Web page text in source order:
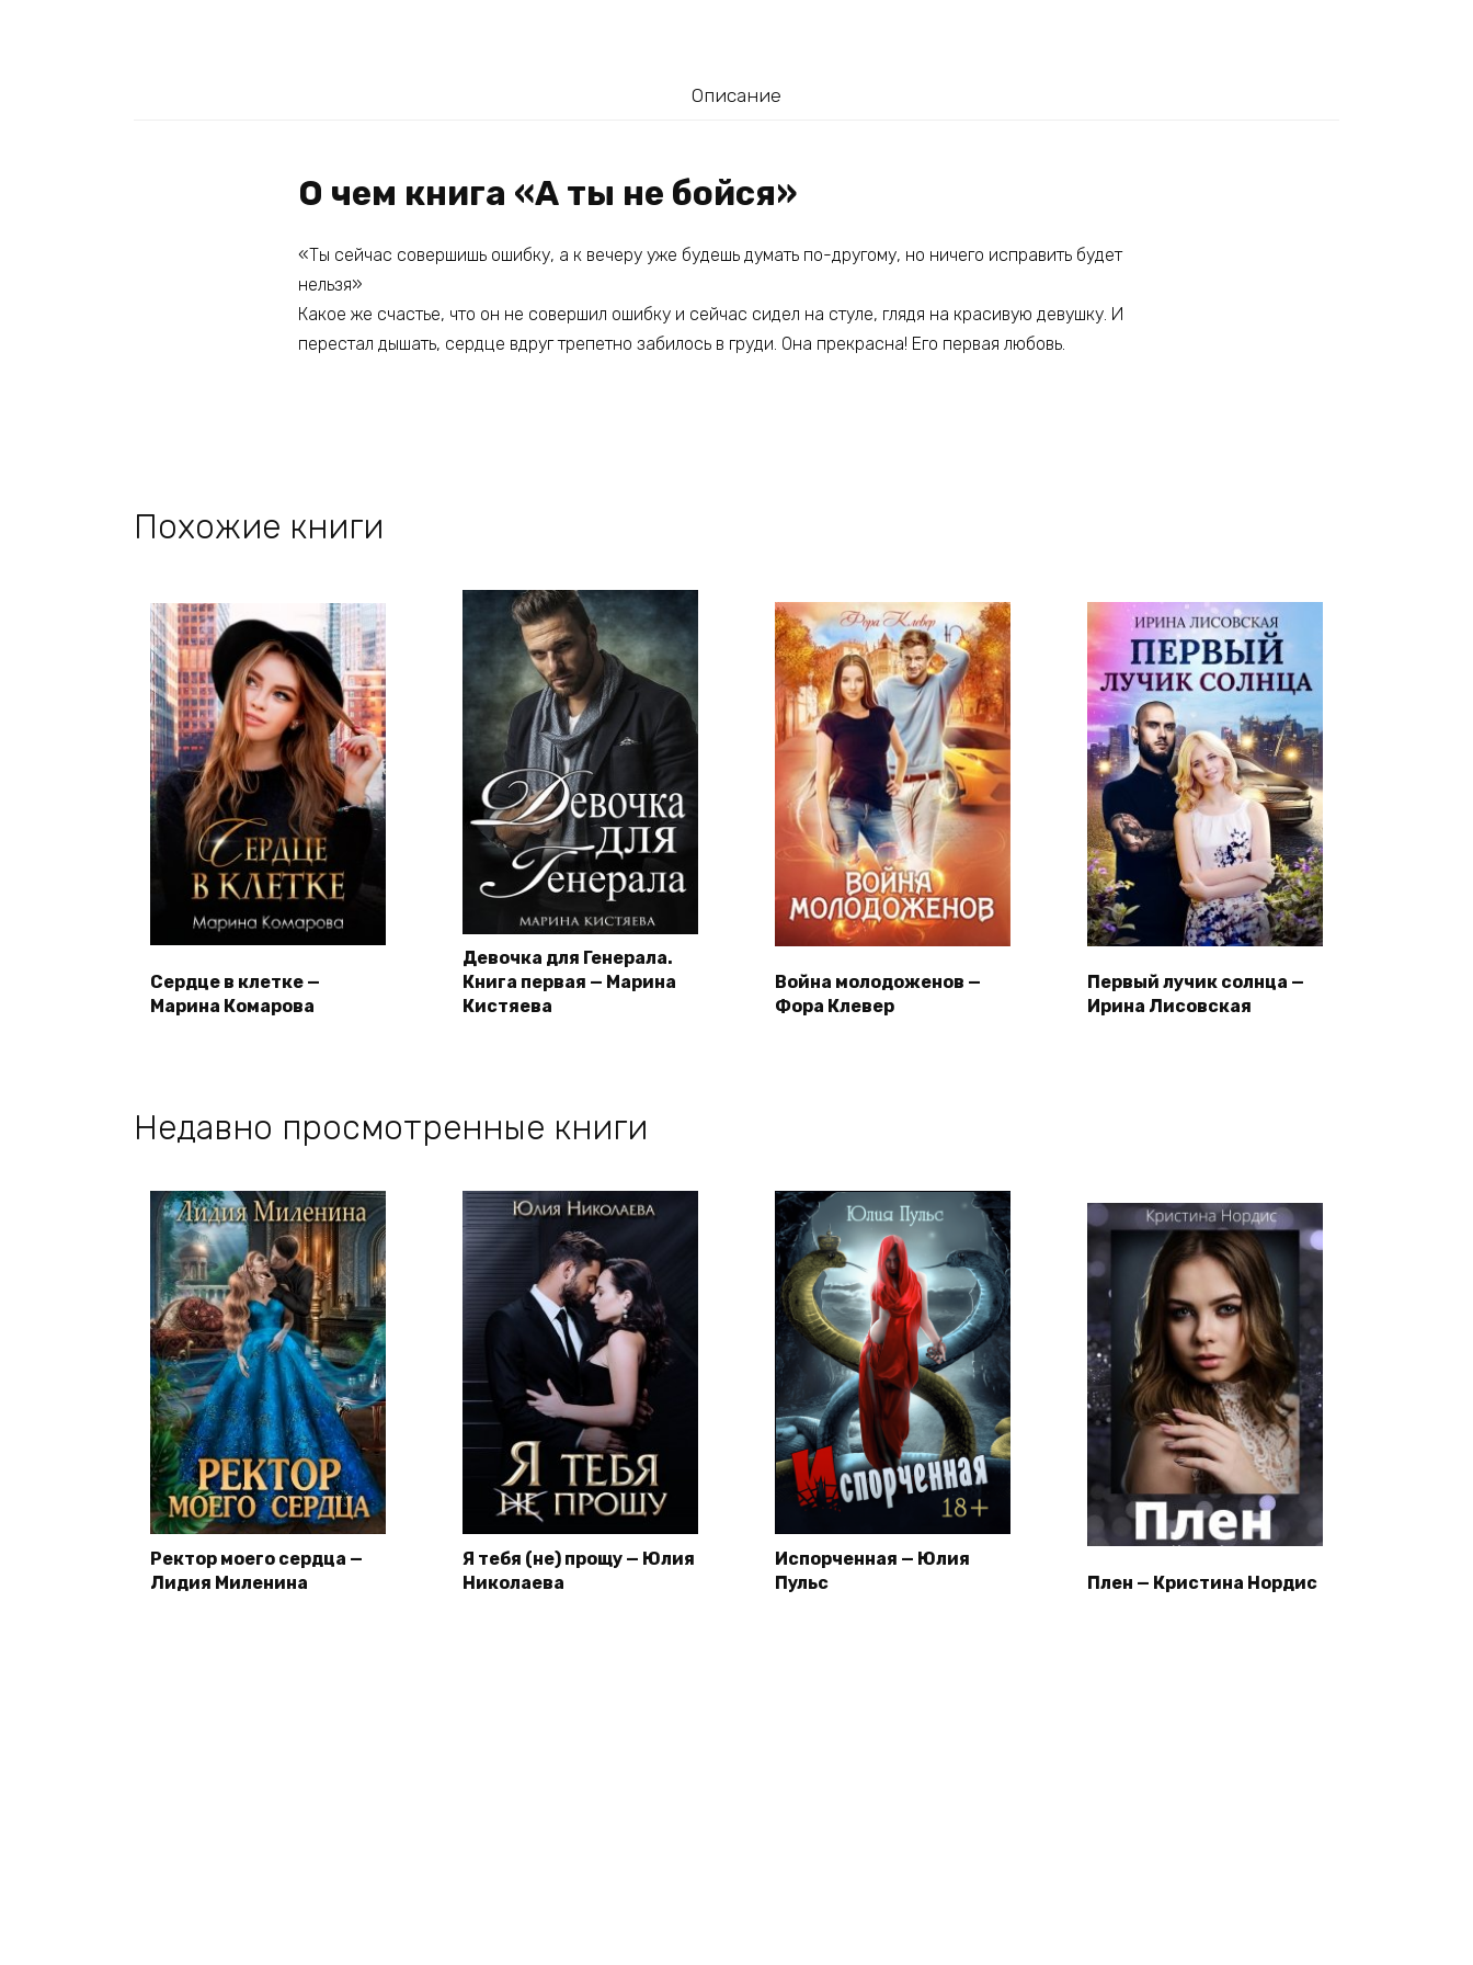
Описание
О чем книга «А ты не бойся»
«Ты сейчас совершишь ошибку, а к вечеру уже будешь думать по-другому, но ничего исправить будет
нельзя»
Какое же счастье, что он не совершил ошибку и сейчас сидел на стуле, глядя на красивую девушку. И
перестал дышать, сердце вдруг трепетно забилось в груди. Она прекрасна! Его первая любовь.
Похожие книги
Сердце в клетке —
Марина Комарова
Девочка для Генерала.
Книга первая — Марина
Кистяева
Война молодоженов —
Фора Клевер
Первый лучик солнца —
Ирина Лисовская
Недавно просмотренные книги
Ректор моего сердца —
Лидия Миленина
Я тебя (не) прощу — Юлия
Николаева
Испорченная — Юлия
Пульс
Плен — Кристина Нордис